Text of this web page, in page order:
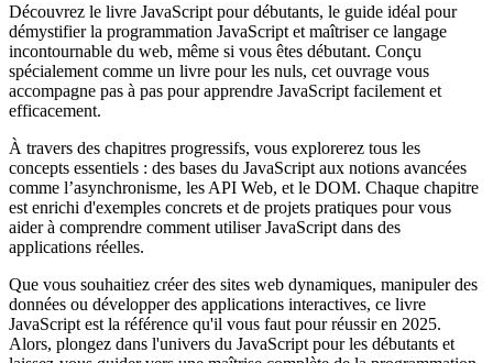
Découvrez le livre JavaScript pour débutants, le guide idéal pour
démystifier la programmation JavaScript et maîtriser ce langage
incontournable du web, même si vous êtes débutant. Conçu
spécialement comme un livre pour les nuls, cet ouvrage vous
accompagne pas à pas pour apprendre JavaScript facilement et
efficacement.
À travers des chapitres progressifs, vous explorerez tous les
concepts essentiels : des bases du JavaScript aux notions avancées
comme l’asynchronisme, les API Web, et le DOM. Chaque chapitre
est enrichi d'exemples concrets et de projets pratiques pour vous
aider à comprendre comment utiliser JavaScript dans des
applications réelles.
Que vous souhaitiez créer des sites web dynamiques, manipuler des
données ou développer des applications interactives, ce livre
JavaScript est la référence qu'il vous faut pour réussir en 2025.
Alors, plongez dans l'univers du JavaScript pour les débutants et